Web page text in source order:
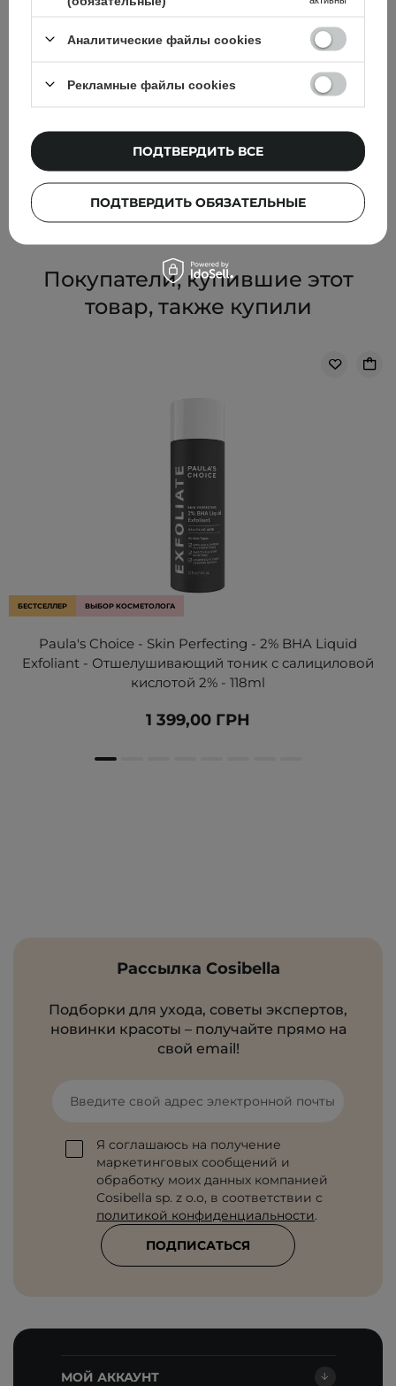
Dr. Althea - 345 Relief Cream - Восстанавливающий
крем для лица - 50ml
845,00 ГРН
803,00 ГРН
Покупатели, купившие этот
товар, также купили
БЕСТСЕЛЛЕР ВЫБОР КОСМЕТОЛОГА
Paula's Choice - Skin Perfecting - 2% BHA Liquid
Exfoliant - Отшелушивающий тоник с салициловой
кислотой 2% - 118ml
1 399,00 ГРН
Рассылка Cosibella
Подборки для ухода, советы экспертов,
новинки красоты – получайте прямо на
свой email!
Введите свой адрес электронной почты
Я соглашаюсь на получение
маркетинговых сообщений и
обработку моих данных компанией
Cosibella sp. z o.o, в соответствии с
политикой конфиденциальности.
ПОДПИСАТЬСЯ
МОЙ АККАУНТ
Аналитические файлы cookies
Рекламные файлы cookies
ПОДТВЕРДИТЬ ОБЯЗАТЕЛЬНЫЕ
ПОДТВЕРДИТЬ ВСЕ